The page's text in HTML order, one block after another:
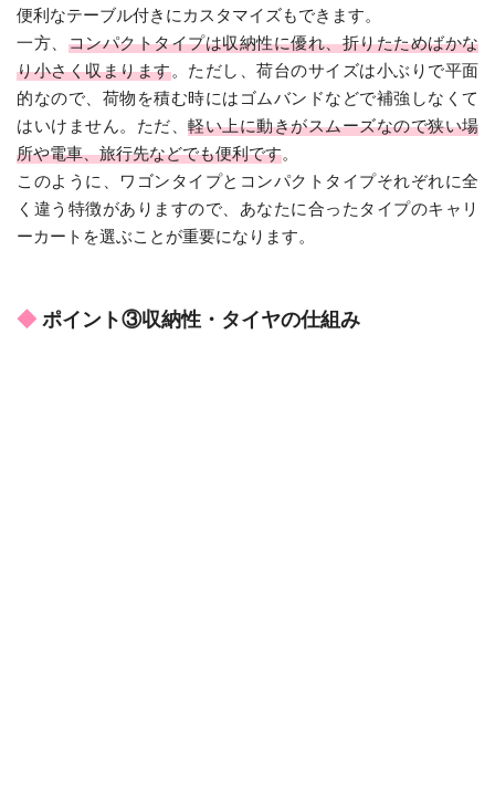
便利なテーブル付きにカスタマイズもできます。
一方、 コンパクトタイプは収納性に優れ、折りたためばかな
り小さく収まります。ただし、荷台のサイズは小ぶりで平面
的なので、荷物を積む時にはゴムバンドなどで補強しなくて
はいけません。ただ、 軽い上に動きがスムーズなので狭い場
所や電車、旅行先などでも便利です。
このように、ワゴンタイプとコンパクトタイプそれぞれに全
く違う特徴がありますので、あなたに合ったタイプのキャリ
ーカートを選ぶことが重要になります。
ポイント③収納性・タイヤの仕組み